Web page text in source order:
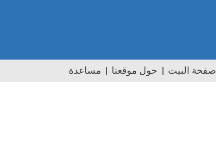
صفحة البيت حول موقعنا مساعدة